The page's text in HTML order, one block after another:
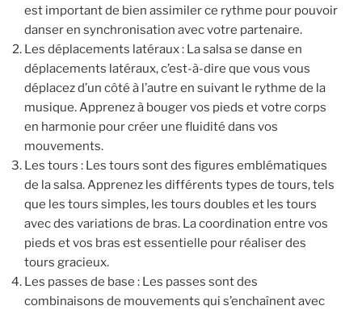
est important de bien assimiler ce rythme pour pouvoir
danser en synchronisation avec votre partenaire.
Les déplacements latéraux : La salsa se danse en
déplacements latéraux, c’est-à-dire que vous vous
déplacez d’un côté à l’autre en suivant le rythme de la
musique. Apprenez à bouger vos pieds et votre corps
en harmonie pour créer une fluidité dans vos
mouvements.
Les tours : Les tours sont des figures emblématiques
de la salsa. Apprenez les différents types de tours, tels
que les tours simples, les tours doubles et les tours
avec des variations de bras. La coordination entre vos
pieds et vos bras est essentielle pour réaliser des
tours gracieux.
Les passes de base : Les passes sont des
combinaisons de mouvements qui s’enchaînent avec